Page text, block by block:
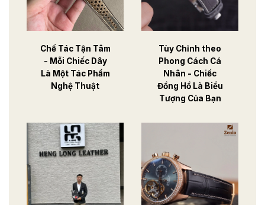
Chế Tác Tận Tâm
- Mỗi Chiếc Dây
Là Một Tác Phẩm
Nghệ Thuật
Tùy Chỉnh theo
Phong Cách Cá
Nhân - Chiếc
Đồng Hồ Là Biểu
Tượng Của Bạn